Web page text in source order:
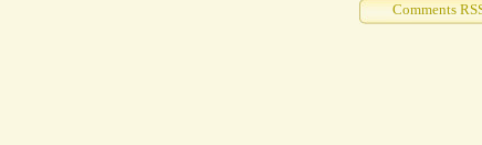
Comments